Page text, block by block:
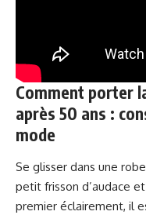
Comment porter
après 50 ans :
mode
Se glisser dans une
petit frisson d’audace
premier éclairement, il